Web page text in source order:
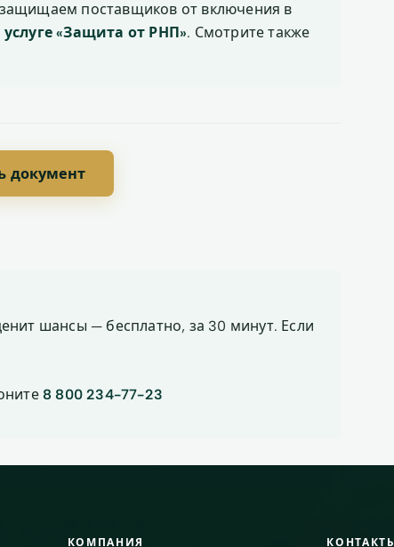
поставщиков от включения в
«Защита от РНП». Смотрите также
документ
шансы — бесплатно, за 30 минут. Если
8 800 234-77-23
КОМПАНИЯ КОНТАКТЫ